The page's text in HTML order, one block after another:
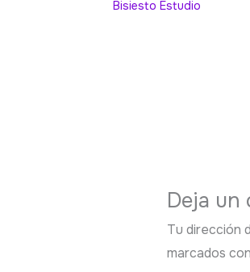
Bisiesto Estudio
Deja un
Tu dirección
marcados con